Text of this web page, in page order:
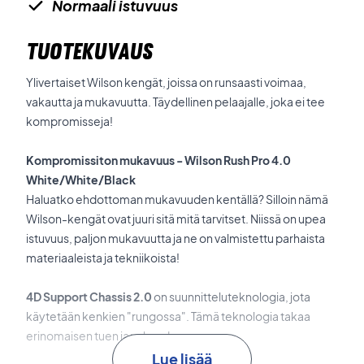
Normaali istuvuus
TUOTEKUVAUS
Ylivertaiset Wilson kengät, joissa on runsaasti voimaa,
vakautta ja mukavuutta. Täydellinen pelaajalle, joka ei tee
kompromisseja!
Kompromissiton mukavuus - Wilson Rush Pro 4.0
White/White/Black
Haluatko ehdottoman mukavuuden kentällä? Silloin nämä
Wilson-kengät ovat juuri sitä mitä tarvitset. Niissä on upea
istuvuus, paljon mukavuutta ja ne on valmistettu parhaista
materiaaleista ja tekniikoista!
4D Support Chassis 2.0on suunnitteluteknologia, jota
käytetään kenkien "rungossa". Tämä teknologia takaa
erinomaisen tuen ja vakauden.
Lue lisää